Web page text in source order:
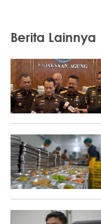
Berita Lainnya